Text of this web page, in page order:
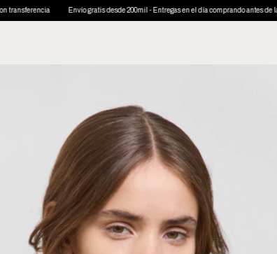
gratis desde 200mil - Entregas en el día comprando antes de las 11AM con FLEX